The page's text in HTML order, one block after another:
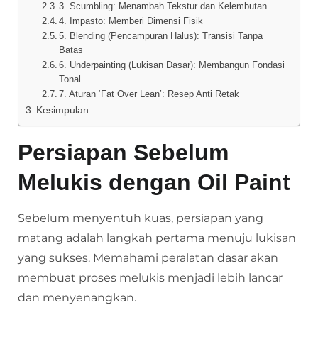
3. Scumbling: Menambah Tekstur dan Kelembutan
4. Impasto: Memberi Dimensi Fisik
5. Blending (Pencampuran Halus): Transisi Tanpa
Batas
6. Underpainting (Lukisan Dasar): Membangun Fondasi
Tonal
7. Aturan ‘Fat Over Lean’: Resep Anti Retak
Kesimpulan
Persiapan Sebelum
Melukis dengan Oil Paint
Sebelum menyentuh kuas, persiapan yang
matang adalah langkah pertama menuju lukisan
yang sukses. Memahami peralatan dasar akan
membuat proses melukis menjadi lebih lancar
dan menyenangkan.